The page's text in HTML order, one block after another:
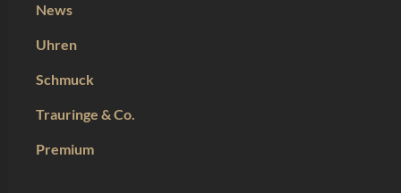
News
Uhren
Schmuck
Trauringe & Co.
Premium